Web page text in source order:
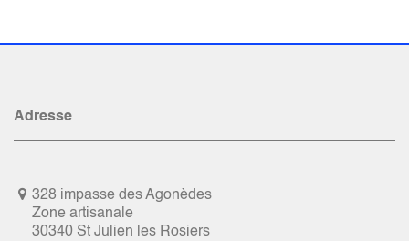
Adresse
328 impasse des Agonèdes
Zone artisanale
30340 St Julien les Rosiers